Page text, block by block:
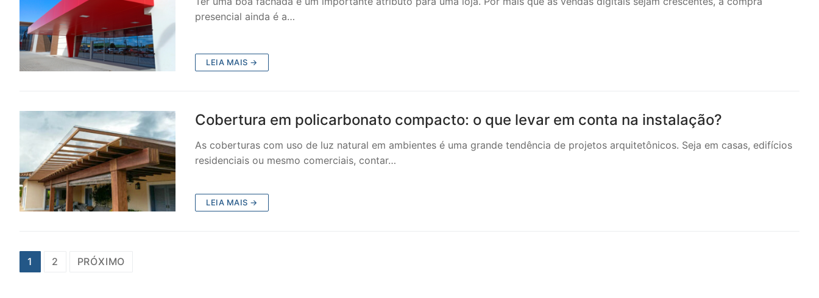
presencial ainda é a…
LEIA MAIS →
Cobertura em policarbonato compacto: o que levar em conta na instalação?
As coberturas com uso de luz natural em ambientes é uma grande tendência de projetos arquitetônicos. Seja em casas, edifícios
residenciais ou mesmo comerciais, contar…
LEIA MAIS →
Paginação
1 2 PRÓXIMO